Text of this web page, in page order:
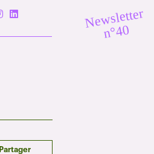
Newsletter
n°40
Partager